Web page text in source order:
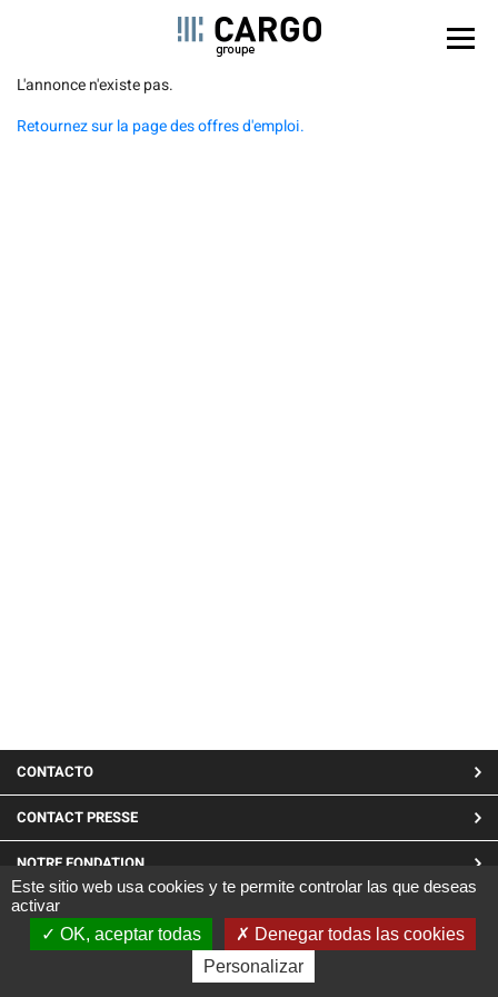
Pasar
contenido
L'annonce n'existe pas.
Retournez sur la page des offres d'emploi.
MENU
PIED
DE
PAGE
CONTACTO
CONTACT PRESSE
NOTRE FONDATION
LINKEDIN
Site réalisé par CARGO ©2019
Mentions Légales|Confidentialité et cookies
Este sitio web usa cookies y te permite controlar las que deseas
activar
OK, aceptar todas
Denegar todas las cookies
Personalizar